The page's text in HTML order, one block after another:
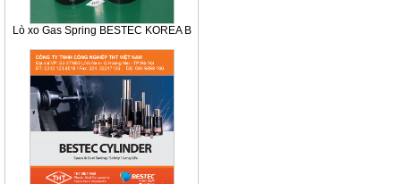
Lò xo Gas Spring BESTEC KOREA B